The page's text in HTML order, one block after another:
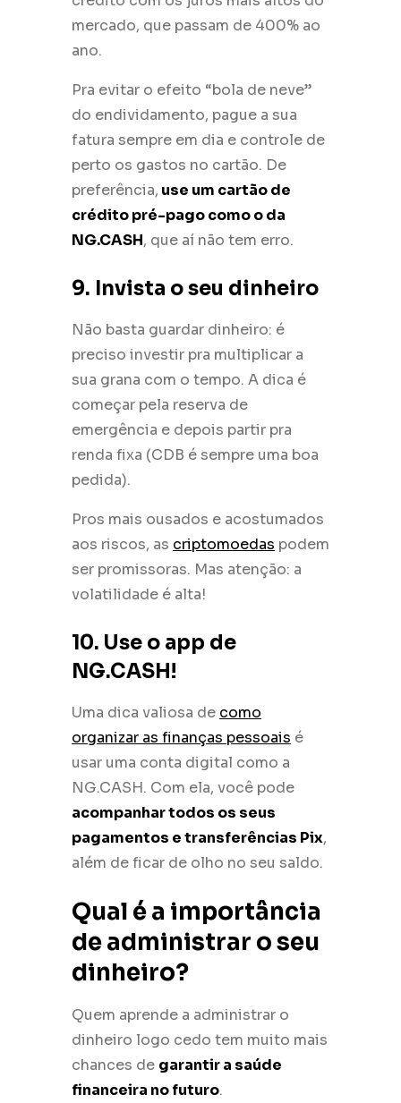
mercado, que passam de 400% ao
ano.
Pra evitar o efeito “bola de neve”
do endividamento, pague a sua
fatura sempre em dia e controle de
perto os gastos no cartão. De
preferência, use um cartão de
crédito pré-pago como o da
NG.CASH, que aí não tem erro.
9. Invista o seu dinheiro
Não basta guardar dinheiro: é
preciso investir pra multiplicar a
sua grana com o tempo. A dica é
começar pela reserva de
emergência e depois partir pra
renda fixa (CDB é sempre uma boa
pedida).
Pros mais ousados e acostumados
aos riscos, as criptomoedas podem
ser promissoras. Mas atenção: a
volatilidade é alta!
10. Use o app de
NG.CASH!
Uma dica valiosa de como
organizar as finanças pessoais é
usar uma conta digital como a
NG.CASH. Com ela, você pode
acompanhar todos os seus
pagamentos e transferências Pix,
além de ficar de olho no seu saldo.
Qual é a importância
de administrar o seu
dinheiro?
Quem aprende a administrar o
dinheiro logo cedo tem muito mais
chances de garantir a saúde
financeira no futuro.